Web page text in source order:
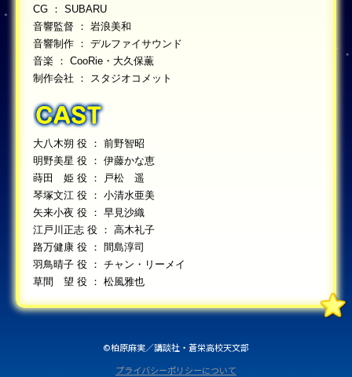
CG ： SUBARU
音響監督 ： 岩浪美和
音響制作 ： デルファイサウンド
音楽 ： CooRie・大久保薫
制作会社 ： スタジオコメット
大八木朔 役 ： 前野智昭
明野美星 役 ： 伊藤かな恵
蒔田 姫 役 ： 戸松 遥
琴塚文江 役 ： 小清水亜美
矢来小夜 役 ： 早見沙織
江戸川正志 役 ： 高木礼子
路万健康 役 ： 間島淳司
羽鳥晴子 役 ： チャン・リーメイ
草間 望 役 ： 松風雅也
©柏原麻実／講談社・蒼栄高校天文部
プライバシーポリシーについて